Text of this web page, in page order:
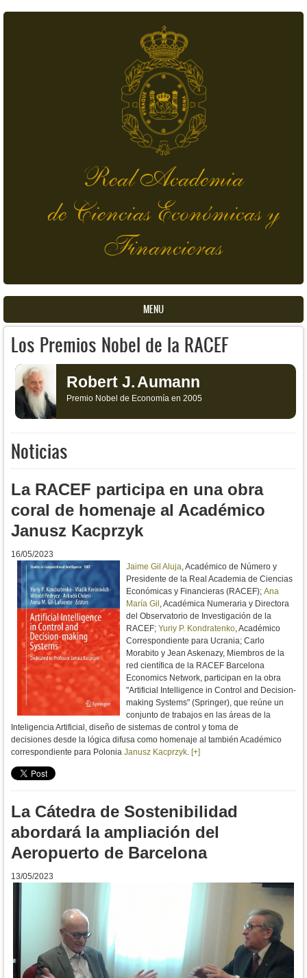
Real Academia
de Ciencias Económicas y
Financieras
MENU
Los Premios Nobel de la RACEF
Robert J.Aumann
Premio Nobel de Economía en 2005
Noticias
La RACEF participa en una obra
coral de homenaje al Académico
Janusz Kacprzyk
16/05/2023
Jaime Gil Aluja, Académico de Número y
Presidente de la Real Academia de Ciencias
Económicas y Financieras (RACEF); Ana
María Gil , Académica Numeraria y Directora
del Observatorio de Investigación de la
RACEF; Yuriy P. Kondratenko, Académico
Correspondiente para Ucrania; Carlo
Morabito y Jean Askenazy, Miembros de la
red científica de la RACEF Barcelona
Economics Network, participan en la obra
"Artificial Intelligence in Control and Decision-
making Systems" (Springer), que reúne un
conjunto de trabajos en las áreas de la
Inteligencia Artificial, diseño de sistemas de control y toma de
decisiones desde la lógica difusa como homenaje al también Académico
correspondiente para Polonia Janusz Kacprzyk. [+]
La Cátedra de Sostenibilidad
abordará la ampliación del
Aeropuerto de Barcelona
13/05/2023